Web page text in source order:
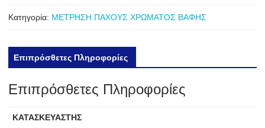
Κατηγορία: ΜΕΤΡΗΣΗ ΠΑΧΟΥΣ ΧΡΩΜΑΤΟΣ ΒΑΦΗΣ
Επιπρόσθετες Πληροφορίες
Επιπρόσθετες Πληροφορίες
ΚΑΤΑΣΚΕΥΑΣΤΗΣ